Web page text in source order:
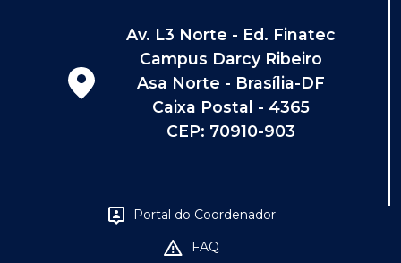
Av. L3 Norte - Ed. Finatec
Campus Darcy Ribeiro
Asa Norte - Brasília-DF
Caixa Postal - 4365
CEP: 70910-903
Portal do Coordenador
FAQ